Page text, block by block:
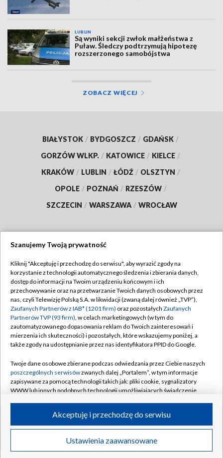
LUBLIN
Są wyniki sekcji zwłok małżeństwa z
Puław. Śledczy podtrzymują hipotezę
rozszerzonego samobójstwa
ZOBACZ WIĘCEJ
BIAŁYSTOK / BYDGOSZCZ / GDAŃSK /
GORZÓW WLKP. / KATOWICE / KIELCE /
KRAKÓW / LUBLIN / ŁÓDŹ / OLSZTYN /
OPOLE / POZNAŃ / RZESZÓW /
SZCZECIN / WARSZAWA / WROCŁAW
TVP
Abonament TVP
Emisja w TVP
Centrum informacji TVP
Naziemna Telewizja Cyfrowa
Rada Programowa
System NOS
Informacje o nadawcy
Program dla prasy
Ogłoszenie przetargowe
Regulamin TVP
Polityka prywatności
Moje zgody
Pomoc
Kontakt
Kanały
©2026 Telewizja Polska S.A. w likwidacji
Szanujemy Twoją prywatność
Kliknij "Akceptuję i przechodzę do serwisu", aby wyrazić zgody na
korzystanie z technologii automatycznego śledzenia i zbierania danych,
dostęp do informacji na Twoim urządzeniu końcowym i ich
przechowywanie oraz na przetwarzanie Twoich danych osobowych przez
nas, czyli Telewizję Polską S.A. w likwidacji (zwaną dalej również „TVP”),
Zaufanych Partnerów z IAB* (1201 firm) oraz pozostałych Zaufanych
Partnerów TVP (93 firm), w celach marketingowych (w tym do
zautomatyzowanego dopasowania reklam do Twoich zainteresowań i
mierzenia ich skuteczności) i pozostałych, które wskazujemy poniżej, a
także zgody na udostępnianie przez nas identyfikatora PPID do Google.
Twoje dane osobowe zbierane podczas odwiedzania przez Ciebie naszych
poszczególnych serwisówzwanych dalej „Portalem”, w tym informacje
zapisywane za pomocą technologii takich jak: pliki cookie, sygnalizatory
WWW lub innych podobnych technologii umożliwiających świadczenie
ruchu w Internecie.
Twoje dane osobowe zbierane podczas odwiedzania przez Ciebie
poszczególnych serwisówna Portalu, takie jak adresy IP, identyfikatory
Ustawienia zaawansowane
Akceptuję i przechodzę do serwisu